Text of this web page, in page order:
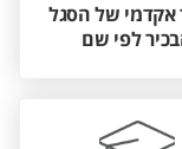
אקדמי של הסגל
לפי שם